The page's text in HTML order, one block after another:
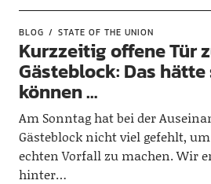
BLOG STATE OF THE UNION
Kurzzeitig offene Tür
Gästeblock: Das
können …
Am Sonntag hat bei der
Gästeblock nicht viel gefehlt,
echten Vorfall zu machen. Wir
hinter…